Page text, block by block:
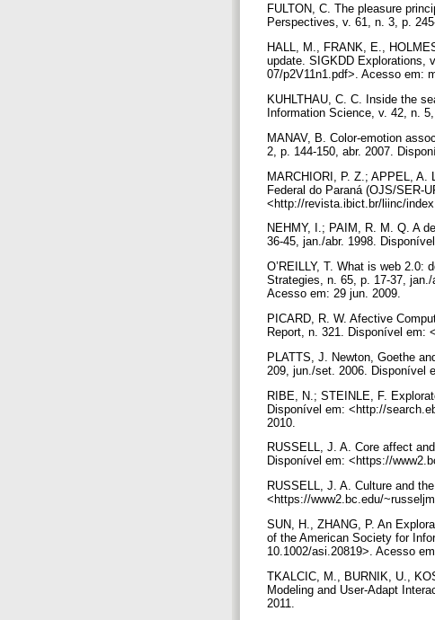
FULTON, C. The pleasure
Perspectives, v. 61, n. 3, p.
HALL, M., FRANK, E.,
update. SIGKDD Explorations,
07/p2V11n1.pdf>. Acesso em:
KUHLTHAU, C. C. Inside the
Information Science, v. 42, n.
MANAV, B. Color-emotion
2, p. 144-150, abr. 2007.
MARCHIORI, P. Z.; APPEL, A.
Federal do Paraná (OJS/SER-
<http://revista.ibict.br/liinc/
NEHMY, I.; PAIM, R. M. Q. A
36-45, jan./abr. 1998.
O’REILLY, T. What is web 2.0:
Strategies, n. 65, p. 17-37,
Acesso em: 29 jun. 2009.
PICARD, R. W. Afective
Report, n. 321. Disponível em:
PLATTS, J. Newton, Goethe
209, jun./set. 2006. Disponível
RIBE, N.; STEINLE, F.
Disponível em: <http://
2010.
RUSSELL, J. A. Core affect
Disponível em: <https://
RUSSELL, J. A. Culture and
<https://www2.bc.edu/
SUN, H., ZHANG, P. An
of the American Society for
10.1002/asi.20819>. Acesso
TKALCIC, M., BURNIK, U.,
Modeling and User-Adapt
2011.